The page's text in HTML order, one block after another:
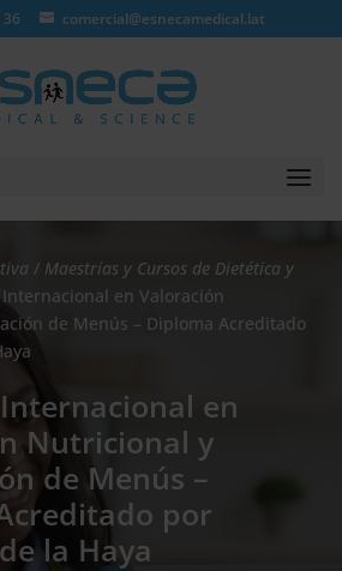
comercial@esnecamedical.lat
/ Maestrías y Cursos de Dietética y
en Valoración
de Menús – Diploma Acreditado
en
Nutricional y
de Menús –
por
la Haya